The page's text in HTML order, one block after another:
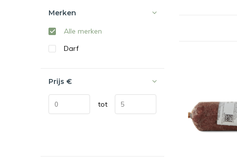
Merken
Alle merken
Darf
Prijs €
tot